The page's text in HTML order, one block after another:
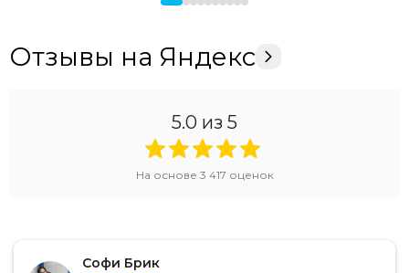
Отзывы на Яндекс
5.0 из 5
На основе 3 417 оценок
Софи Брик